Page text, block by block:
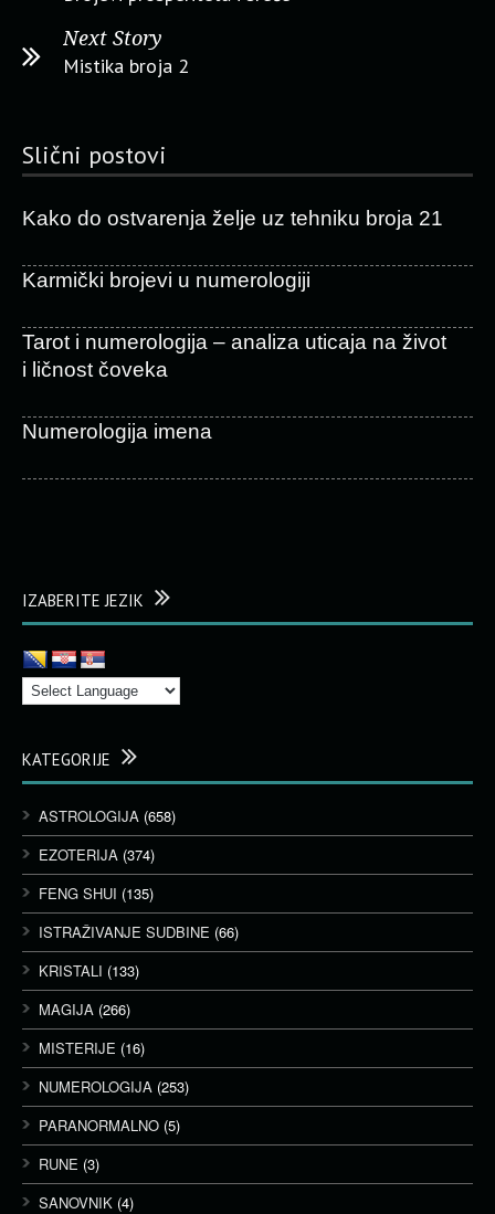
Next Story
Mistika broja 2
Slični postovi
Kako do ostvarenja želje uz tehniku broja 21
Karmički brojevi u numerologiji
Tarot i numerologija – analiza uticaja na život
i ličnost čoveka
Numerologija imena
IZABERITE JEZIK
KATEGORIJE
ASTROLOGIJA (658)
EZOTERIJA (374)
FENG SHUI (135)
ISTRAŽIVANJE SUDBINE (66)
KRISTALI (133)
MAGIJA (266)
MISTERIJE (16)
NUMEROLOGIJA (253)
PARANORMALNO (5)
RUNE (3)
SANOVNIK (4)